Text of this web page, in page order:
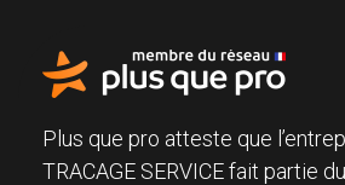
Plus que pro atteste que
TRACAGE SERVICE fait partie du